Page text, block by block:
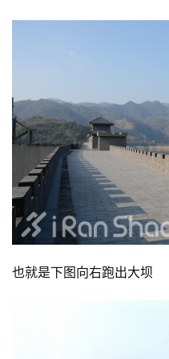
也就是下图向右跑出大坝